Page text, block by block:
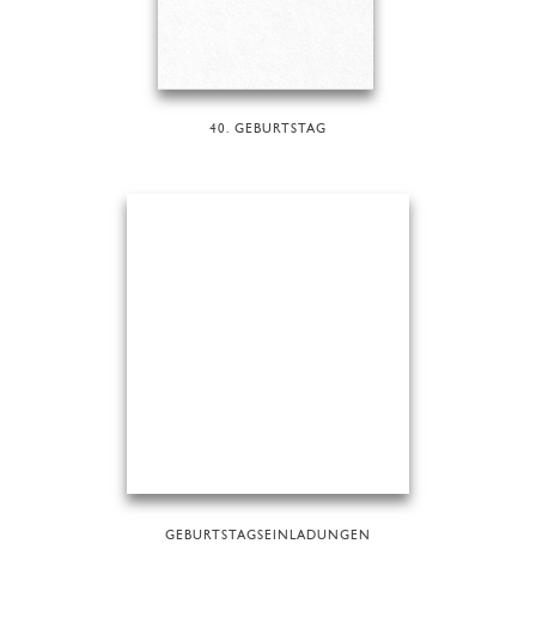
40. GEBURTSTAG
GEBURTSTAGSEINLADUNGEN